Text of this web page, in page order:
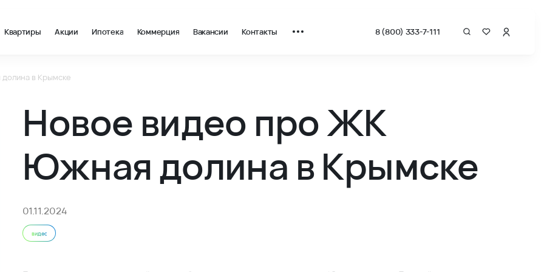
Квартиры Акции Ипотека Коммерция Вакансии Контакты 8 (800) 333-7-111
в Крымске
Новое видео про ЖК
Южная долина в Крымске
01.11.2024
видео